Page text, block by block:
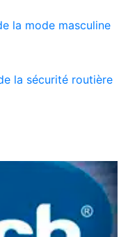
la mode masculine
la sécurité routière